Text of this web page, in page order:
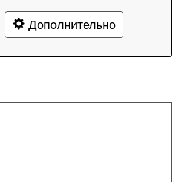
Дополнительно